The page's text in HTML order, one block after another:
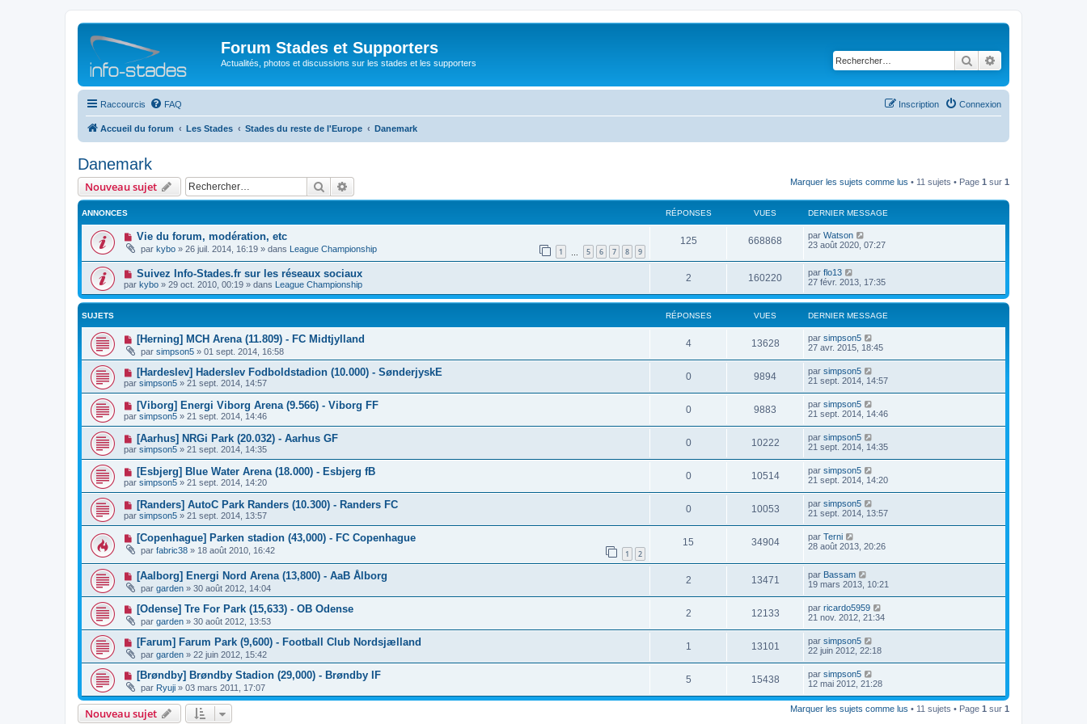
Forum Stades et Supporters
Actualités, photos et discussions sur les stades et les supporters Rechercher
Raccourcis FAQ Connexion
Inscription
Accueil du forum Les Stades Stades du reste de l'Europe Danemark
Danemark
Nouveau sujet Rechercher Marquer les sujets comme lus • 11 sujets • Page 1 sur 1
ANNONCES RÉPONSES VUES DERNIER MESSAGE
Vie du forum, modération, etc
par kybo » 26 juil. 2014, 16:19 » dans League Championship 1 5 6 7 8 9
125 668868 par Watson
23 août 2020, 07:27
Suivez Info-Stades.fr sur les réseaux sociaux
par kybo » 29 oct. 2010, 00:19 » dans League Championship
2 160220 par flo13
27 févr. 2013, 17:35
SUJETS RÉPONSES VUES DERNIER MESSAGE
[Herning] MCH Arena (11.809) - FC Midtjylland
par simpson5 » 01 sept. 2014, 16:58
4 13628 par simpson5
27 avr. 2015, 18:45
[Hardeslev] Haderslev Fodboldstadion (10.000) - SønderjyskE
par simpson5 » 21 sept. 2014, 14:57
0 9894 par simpson5
21 sept. 2014, 14:57
[Viborg] Energi Viborg Arena (9.566) - Viborg FF
par simpson5 » 21 sept. 2014, 14:46
0 9883 par simpson5
21 sept. 2014, 14:46
[Aarhus] NRGi Park (20.032) - Aarhus GF
par simpson5 » 21 sept. 2014, 14:35
0 10222 par simpson5
21 sept. 2014, 14:35
[Esbjerg] Blue Water Arena (18.000) - Esbjerg fB
par simpson5 » 21 sept. 2014, 14:20
0 10514 par simpson5
21 sept. 2014, 14:20
[Randers] AutoC Park Randers (10.300) - Randers FC
par simpson5 » 21 sept. 2014, 13:57
0 10053 par simpson5
21 sept. 2014, 13:57
[Copenhague] Parken stadion (43,000) - FC Copenhague
par fabric38 » 18 août 2010, 16:42 1 2
15 34904 par Terni
28 août 2013, 20:26
[Aalborg] Energi Nord Arena (13,800) - AaB Ålborg
par garden » 30 août 2012, 14:04
2 13471 par Bassam
19 mars 2013, 10:21
[Odense] Tre For Park (15,633) - OB Odense
par garden » 30 août 2012, 13:53
2 12133 par ricardo5959
21 nov. 2012, 21:34
[Farum] Farum Park (9,600) - Football Club Nordsjælland
par garden » 22 juin 2012, 15:42
1 13101 par simpson5
22 juin 2012, 22:18
[Brøndby] Brøndby Stadion (29,000) - Brøndby IF
par Ryuji » 03 mars 2011, 17:07
5 15438 par simpson5
12 mai 2012, 21:28
Nouveau sujet Marquer les sujets comme lus • 11 sujets • Page 1 sur 1